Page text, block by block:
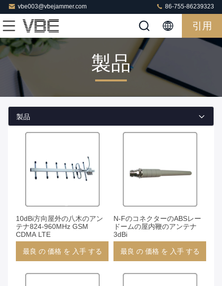
vbe003@vbejammer.com 86-755-86239323
引用
製品
製品
10dBi方向屋外の八木のアン
テナ824-960MHz GSM
CDMA LTE
最良 の 価格 を 入手 する
N-FのコネクターのABSレー
ドームの屋内鞭のアンテナ
3dBi
最良 の 価格 を 入手 する